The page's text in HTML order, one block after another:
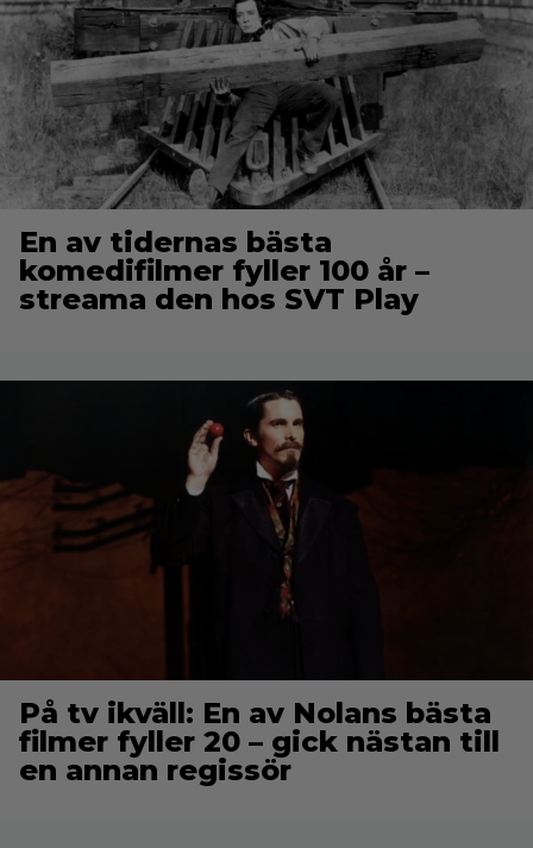
En av tidernas bästa
komedifilmer fyller 100 år –
streama den hos SVT Play
På tv ikväll: En av Nolans bästa
filmer fyller 20 – gick nästan till
en annan regissör